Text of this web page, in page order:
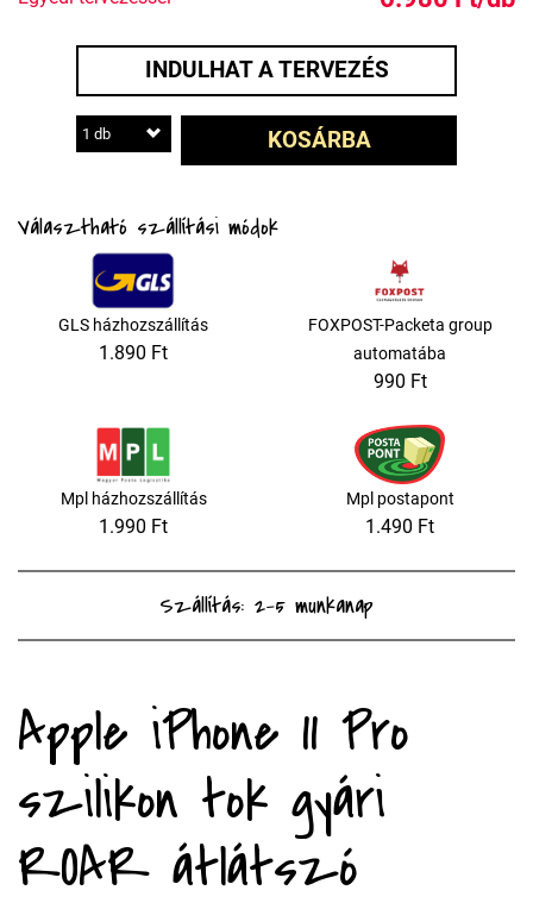
INDULHAT A TERVEZÉS
1 db KOSÁRBA
Választható szállítási módok
GLS házhozszállítás
1.890 Ft
FOXPOST-Packeta group
automatába
990 Ft
Mpl házhozszállítás
1.990 Ft
Mpl postapont
1.490 Ft
Szállítás: 2-5 munkanap
Apple iPhone 11 Pro
szilikon tok gyári
ROAR átlátszó